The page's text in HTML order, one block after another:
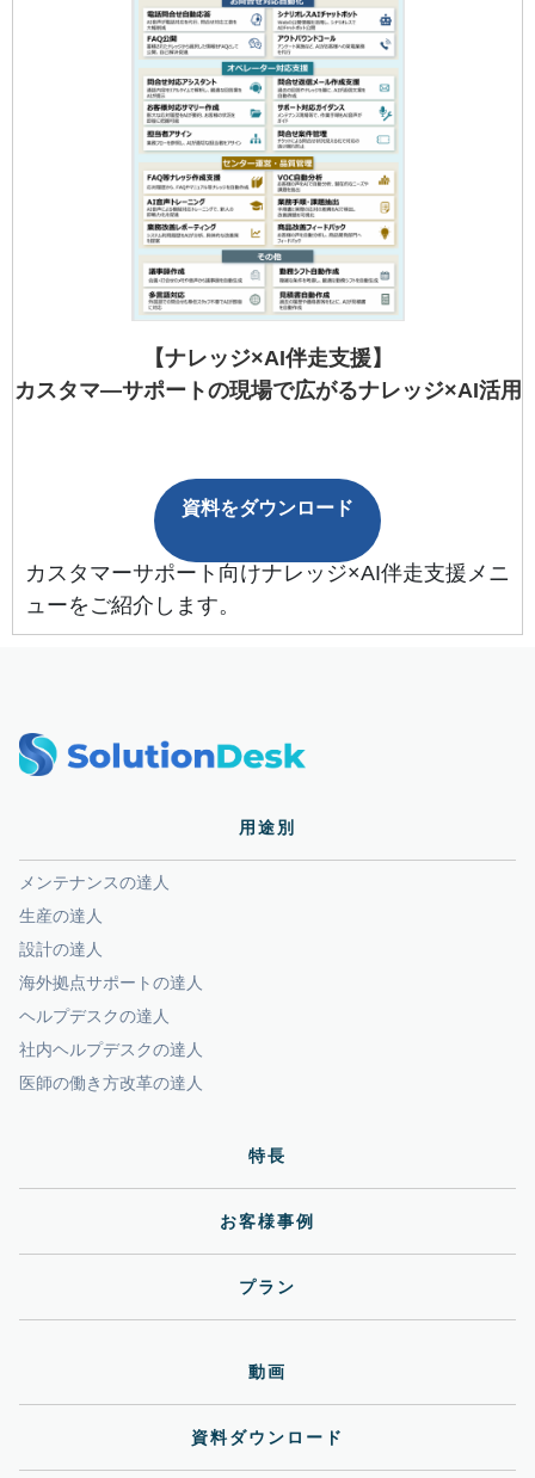
【ナレッジ×AI伴走支援】
カスタマ―サポートの現場で広がるナレッジ×AI活用
資料をダウンロード
カスタマーサポート向けナレッジ×AI伴走支援メニ
ューをご紹介します。
用途別
メンテナンスの達人
生産の達人
設計の達人
海外拠点サポートの達人
ヘルプデスクの達人
社内ヘルプデスクの達人
医師の働き方改革の達人
特長
お客様事例
プラン
動画
資料ダウンロード